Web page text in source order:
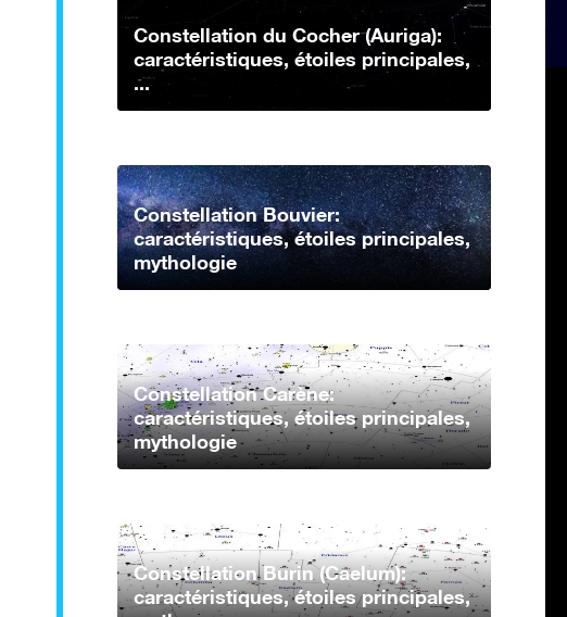
Constellation du Cocher (Auriga):
caractéristiques, étoiles principales,
...
Constellation Bouvier:
caractéristiques, étoiles principales,
mythologie
Constellation Carène:
caractéristiques, étoiles principales,
mythologie
Constellation Burin (Caelum):
caractéristiques, étoiles principales,